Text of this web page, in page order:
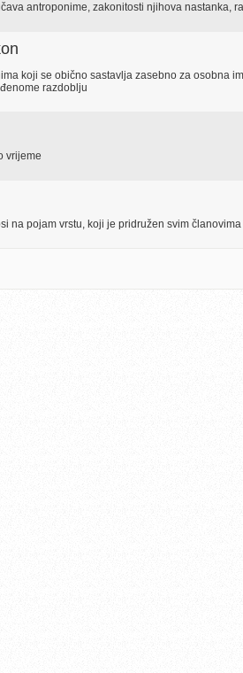
antroponime, zakonitosti njihova nastanka,
koji se obično sastavlja zasebno za osobna
razdoblju
vrijeme
na pojam vrstu, koji je pridružen svim